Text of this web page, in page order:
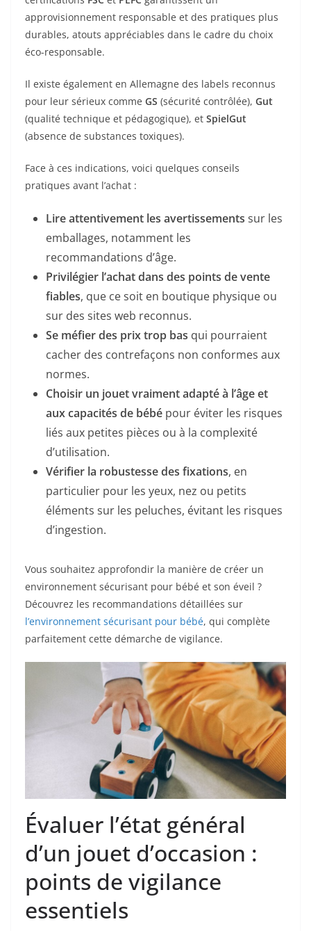
approvisionnement responsable et des pratiques plus
durables, atouts appréciables dans le cadre du choix
éco-responsable.
Il existe également en Allemagne des labels reconnus
pour leur sérieux comme GS (sécurité contrôlée), Gut
(qualité technique et pédagogique), et SpielGut
(absence de substances toxiques).
Face à ces indications, voici quelques conseils
pratiques avant l’achat :
Lire attentivement les avertissements sur les
emballages, notamment les
recommandations d’âge.
Privilégier l’achat dans des points de vente
fiables, que ce soit en boutique physique ou
sur des sites web reconnus.
Se méfier des prix trop bas qui pourraient
cacher des contrefaçons non conformes aux
normes.
Choisir un jouet vraiment adapté à l’âge et
aux capacités de bébé pour éviter les risques
liés aux petites pièces ou à la complexité
d’utilisation.
Vérifier la robustesse des fixations, en
particulier pour les yeux, nez ou petits
éléments sur les peluches, évitant les risques
d’ingestion.
Vous souhaitez approfondir la manière de créer un
environnement sécurisant pour bébé et son éveil ?
Découvrez les recommandations détaillées sur
l’environnement sécurisant pour bébé, qui complète
parfaitement cette démarche de vigilance.
Évaluer l’état général
d’un jouet d’occasion :
points de vigilance
essentiels